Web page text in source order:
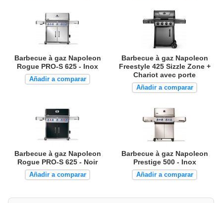
Barbecue à gaz Napoleon
Rogue PRO-S 625 - Inox
Añadir a comparar
Barbecue à gaz Napoleon
Freestyle 425 Sizzle Zone +
Chariot avec porte
Añadir a comparar
Barbecue à gaz Napoleon
Rogue PRO-S 625 - Noir
Añadir a comparar
Barbecue à gaz Napoleon
Prestige 500 - Inox
Añadir a comparar